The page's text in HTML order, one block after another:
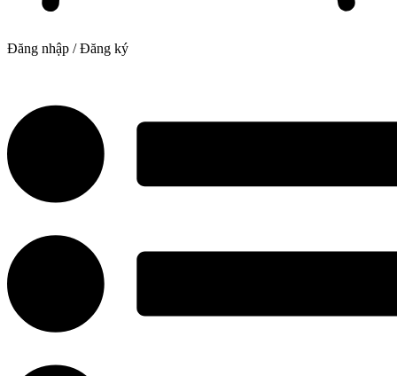
Đăng nhập / Đăng ký